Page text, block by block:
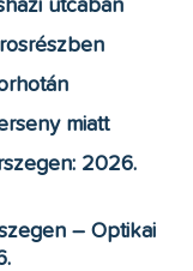
utcában
miatt
2026.
– Optikai